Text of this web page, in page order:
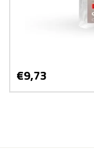
€9,73